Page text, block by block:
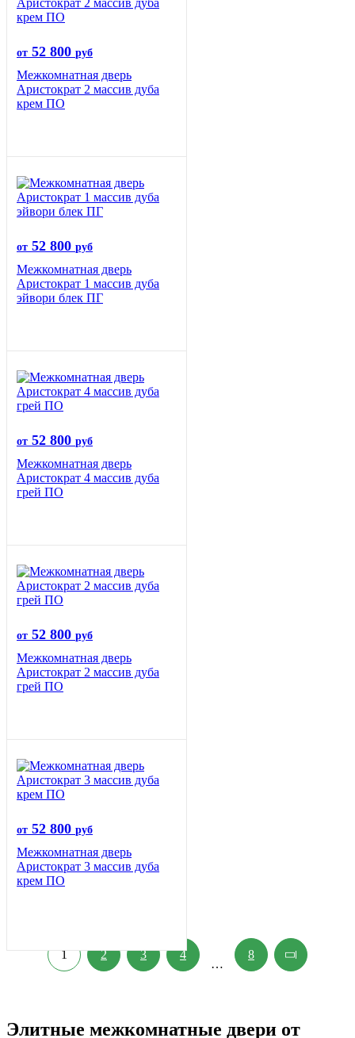
от 52 800 руб
Межкомнатная дверь
Аристократ 2 массив дуба
крем ПО
от 52 800 руб
Межкомнатная дверь
Аристократ 1 массив дуба
эйвори блек ПГ
от 52 800 руб
Межкомнатная дверь
Аристократ 4 массив дуба
грей ПО
от 52 800 руб
Межкомнатная дверь
Аристократ 2 массив дуба
грей ПО
от 52 800 руб
Межкомнатная дверь
Аристократ 3 массив дуба
крем ПО
1 2 3 4
…
8
Элитные межкомнатные двери от